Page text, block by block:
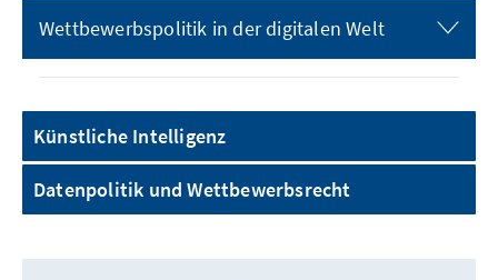
Wettbewerbspolitik in der digitalen Welt
Künstliche Intelligenz
Datenpolitik und Wettbewerbsrecht